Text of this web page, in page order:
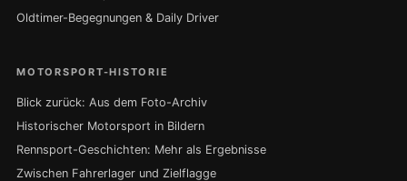
Oldtimer-Begegnungen & Daily Driver
MOTORSPORT-HISTORIE
Blick zurück: Aus dem Foto-Archiv
Historischer Motorsport in Bildern
Rennsport-Geschichten: Mehr als Ergebnisse
Zwischen Fahrerlager und Zielflagge